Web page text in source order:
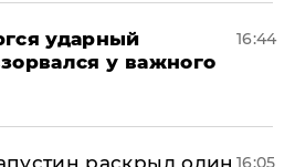
ударный
у важного
16:44
раскрыл один 16:05